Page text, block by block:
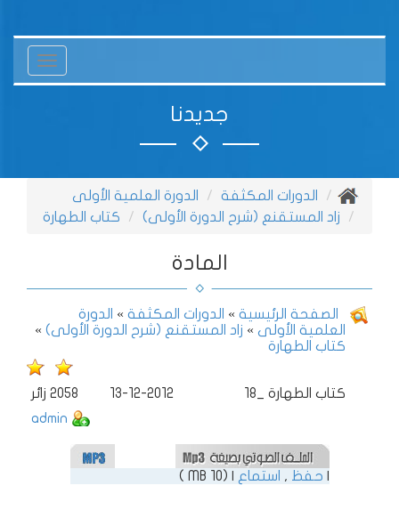
Toggle
جديدنا
الدورات المكثفة
الدورة العلمية الأولى
زاد المستقنع (شرح الدورة الأولى)
كتاب الطهارة
المادة
الصفحة الرئيسية » الدورات المكثفة »
الدورة
العلمية الأولى » زاد المستقنع (شرح الدورة الأولى) »
كتاب الطهارة
18_ كتاب الطهارة 2058 زائر
13-12-2012
admin
| حفظ , استماع | (10 MB )